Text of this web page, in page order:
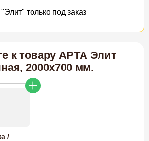
только под заказ
к товару АРТА Элит
2000х700 мм.
/